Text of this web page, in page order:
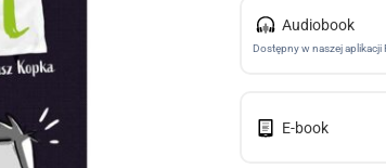
Audiobook
Dostępny w naszej aplikacji
E-book